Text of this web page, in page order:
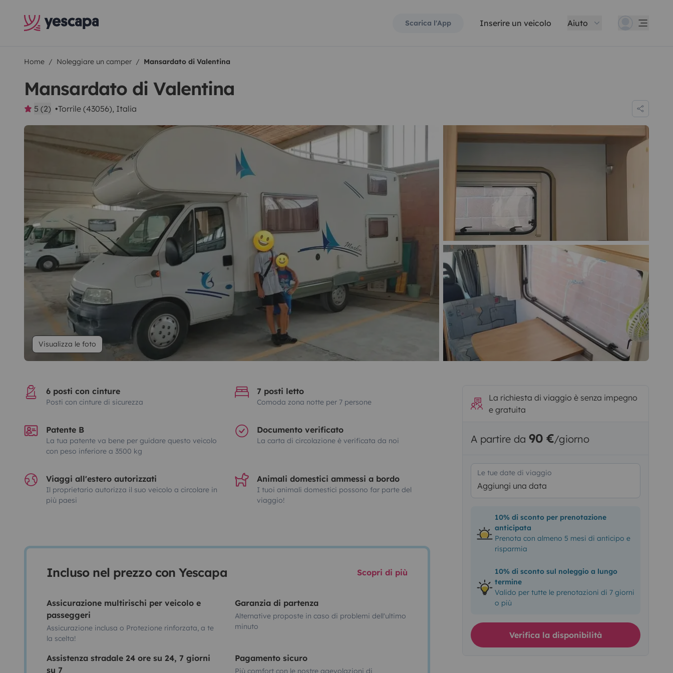
Scarica l'App Inserire un veicolo Aiuto
Home Noleggiare un camper Mansardato di Valentina
Mansardato di Valentina
5 (2) Torrile (43056), Italia
Visualizza le foto
6 posti con cinture
Posti con cinture di sicurezza
7 posti letto
Comoda zona notte per 7 persone
Patente B
La tua patente va bene per guidare questo veicolo
con peso inferiore a 3500 kg
Documento verificato
La carta di circolazione è verificata da noi
Viaggi all'estero autorizzati
Il proprietario autorizza il suo veicolo a circolare in
più paesi
Animali domestici ammessi a bordo
I tuoi animali domestici possono far parte del
viaggio!
Incluso nel prezzo con Yescapa Scopri di più
Assicurazione multirischi per veicolo e
passeggeri
Assicurazione inclusa o Protezione rinforzata, a te
la scelta!
Garanzia di partenza
Alternative proposte in caso di problemi dell'ultimo
minuto
Assistenza stradale 24 ore su 24, 7 giorni
su 7
Pagamento sicuro
Più comfort con le nostre agevolazioni di
La richiesta di viaggio è senza impegno
e gratuita
A partire da 90 €/giorno
Le tue date di viaggio
Aggiungi una data
10% di sconto per prenotazione
anticipata
Prenota con almeno 5 mesi di anticipo e
risparmia
10% di sconto sul noleggio a lungo
termine
Valido per tutte le prenotazioni di 7 giorni
o più
Verifica la disponibilità